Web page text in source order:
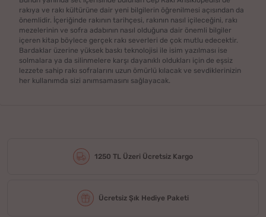
rakıya ve rakı kültürüne dair yeni bilgilerin öğrenilmesi açısından da
önemlidir. İçeriğinde rakının tarihçesi, rakının nasıl içileceğini, rakı
mezelerinin ve sofra adabının nasıl olduğuna dair önemli bilgiler
içeren kitap böylece gerçek rakı severleri de çok mutlu edecektir.
Bardaklar üzerine yüksek baskı teknolojisi ile isim yazılması ise
solmalara ya da silinmelere karşı dayanıklı oldukları için de eşsiz
lezzete sahip rakı sofralarını uzun ömürlü kılacak ve sevdiklerinizin
her kullanımda sizi anımsamasını sağlayacak.
1250 TL Üzeri Ücretsiz Kargo
Ücretsiz Şık Hediye Paketi